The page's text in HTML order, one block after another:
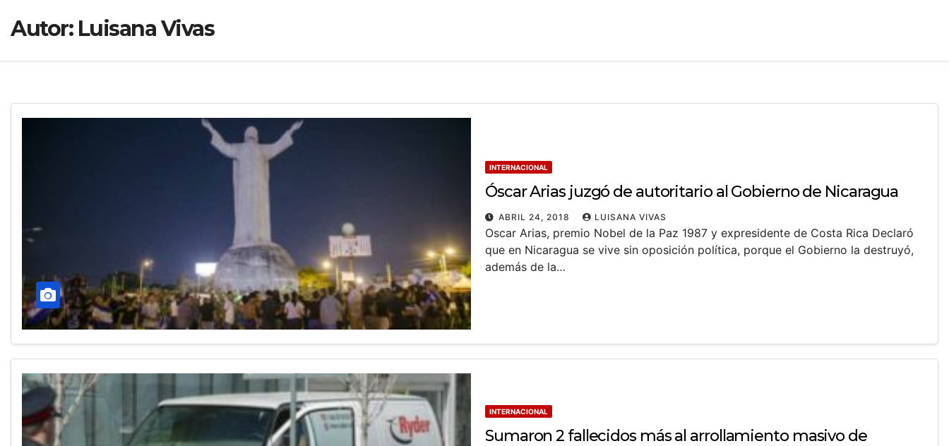
Autor: Luisana Vivas
INTERNACIONAL
Óscar Arias juzgó de autoritario al Gobierno de Nicaragua
ABRIL 24, 2018 LUISANA VIVAS
Oscar Arias, premio Nobel de la Paz 1987 y expresidente de Costa Rica Declaró
que en Nicaragua se vive sin oposición política, porque el Gobierno la destruyó,
además de la…
INTERNACIONAL
Sumaron 2 fallecidos más al arrollamiento masivo de